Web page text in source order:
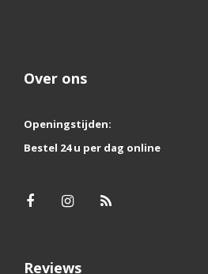
Over ons
Openingstijden:
Bestel 24 u per dag online
Reviews